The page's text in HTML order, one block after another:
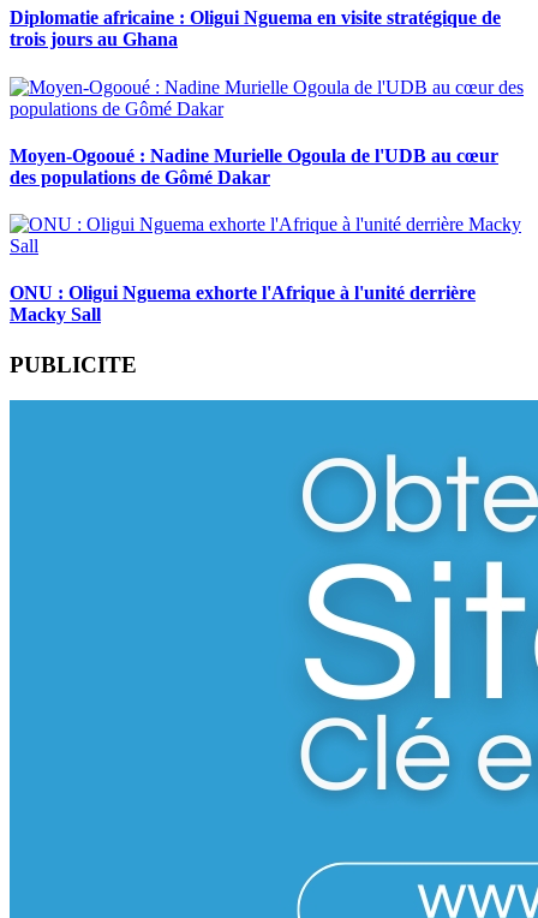
Diplomatie africaine : Oligui Nguema en visite stratégique de
trois jours au Ghana
Moyen-Ogooué : Nadine Murielle Ogoula de l'UDB au cœur
des populations de Gômé Dakar
ONU : Oligui Nguema exhorte l'Afrique à l'unité derrière
Macky Sall
PUBLICITE